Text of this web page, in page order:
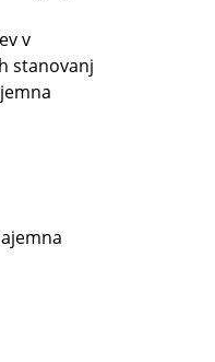
v
stanovanj